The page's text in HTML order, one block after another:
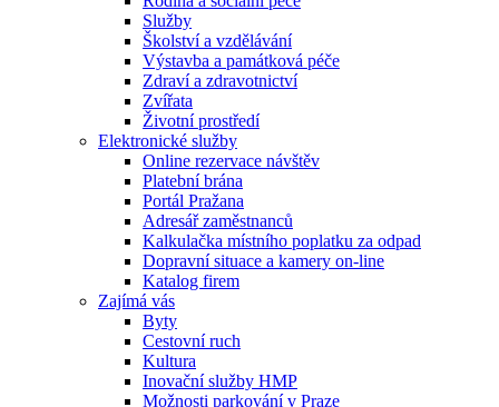
Služby
Školství a vzdělávání
Výstavba a památková péče
Zdraví a zdravotnictví
Zvířata
Životní prostředí
Elektronické služby
Online rezervace návštěv
Platební brána
Portál Pražana
Adresář zaměstnanců
Kalkulačka místního poplatku za odpad
Dopravní situace a kamery on-line
Katalog firem
Zajímá vás
Byty
Cestovní ruch
Kultura
Inovační služby HMP
Možnosti parkování v Praze